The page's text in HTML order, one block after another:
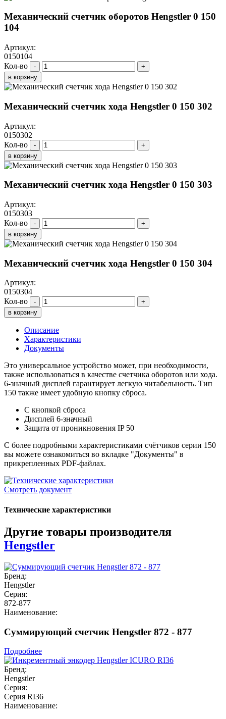
Механический счетчик оборотов Hengstler 0 150
104
Артикул:
0150104
Кол-во
-
+
в корзину
Механический счетчик хода Hengstler 0 150 302
Артикул:
0150302
Кол-во
-
+
в корзину
Механический счетчик хода Hengstler 0 150 303
Артикул:
0150303
Кол-во
-
+
в корзину
Механический счетчик хода Hengstler 0 150 304
Артикул:
0150304
Кол-во
-
+
в корзину
Описание
Характеристики
Документы
Это универсальное устройство может, при необходимости,
также использоваться в качестве счетчика оборотов или хода.
6-значный дисплей гарантирует легкую читабельность. Тип
150 также имеет удобную кнопку сброса.
С кнопкой сброса
Дисплей 6-значный
Защита от проникновения IP 50
С более подробными характеристиками счётчиков серии 150
вы можете ознакомиться во вкладке "Документы" в
прикрепленных PDF-файлах.
Смотреть документ
Технические характеристики
Другие товары производителя
Hengstler
Бренд:
Hengstler
Серия:
872-877
Наименование:
Суммирующий счетчик Hengstler 872 - 877
Подробнее
Бренд:
Hengstler
Серия:
Серия RI36
Наименование: